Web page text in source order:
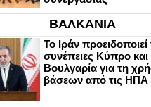
ΒΑΛΚΑΝΙΑ
Το Ιράν προειδοποιεί
συνέπειες Κύπρο και
Βουλγαρία για τη
βάσεων από τις ΗΠΑ